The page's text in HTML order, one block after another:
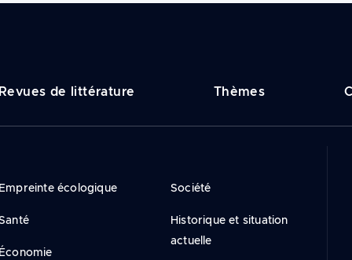
Revues de littérature Thèmes
Empreinte écologique
Économie
Société
Historique et situation
actuelle